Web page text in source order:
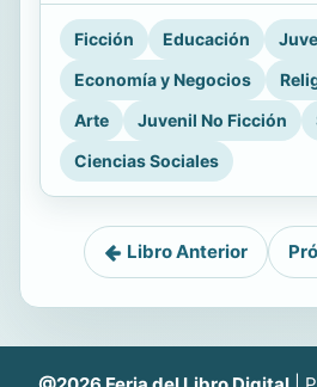
Ficción Educación
Economía y Negocios
Arte
Juvenil No Ficción
Ciencias Sociales
Libro Anterior